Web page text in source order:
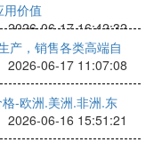
用价值
2026-06-17 16:42:32
产，销售各类高端自
2026-06-17 11:07:08
-欧洲.美洲.非洲.东
2026-06-16 15:51:21